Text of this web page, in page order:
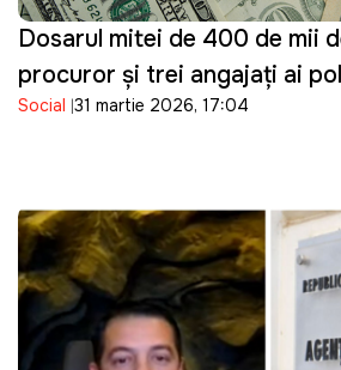
Dosarul mitei de 400 de mii
procuror și trei angajați ai
reținuți
Social 31 martie 2026, 17:04